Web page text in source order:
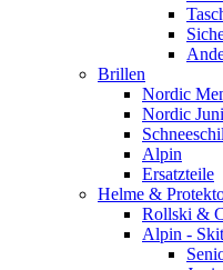
Brillen
Nordic
Nordic
Alpin
Ersatzteile
Helme &
Rollski &
Alpin -